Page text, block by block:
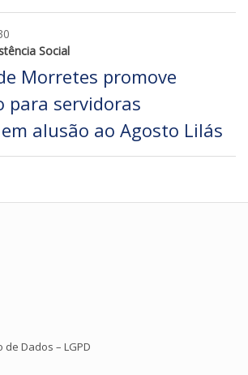
Social
Morretes promove
para servidoras
alusão ao Agosto Lilás
Dados – LGPD